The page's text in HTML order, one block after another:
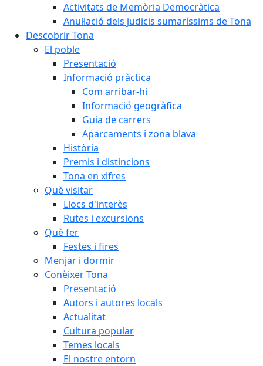
Activitats de Memòria Democràtica
Anul·lació dels judicis sumaríssims de Tona
Descobrir Tona
El poble
Presentació
Informació pràctica
Com arribar-hi
Informació geogràfica
Guia de carrers
Aparcaments i zona blava
Història
Premis i distincions
Tona en xifres
Què visitar
Llocs d'interès
Rutes i excursions
Què fer
Festes i fires
Menjar i dormir
Conèixer Tona
Presentació
Autors i autores locals
Actualitat
Cultura popular
Temes locals
El nostre entorn